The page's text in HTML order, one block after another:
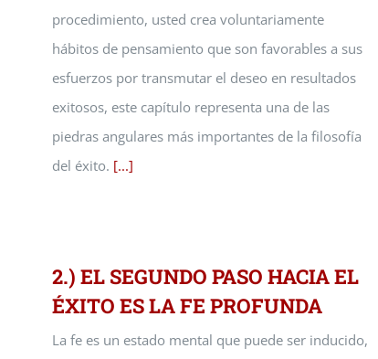
procedimiento, usted crea voluntariamente
hábitos de pensamiento que son favorables a sus
esfuerzos por transmutar el deseo en resultados
exitosos, este capítulo representa una de las
piedras angulares más importantes de la filosofía
del éxito. [...]
2.) EL SEGUNDO PASO HACIA EL
ÉXITO ES LA FE PROFUNDA
La fe es un estado mental que puede ser inducido,